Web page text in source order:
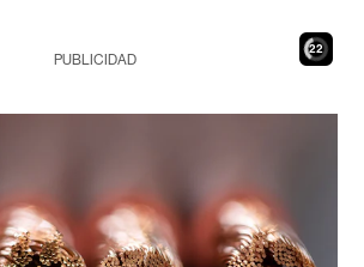
21
PUBLICIDAD